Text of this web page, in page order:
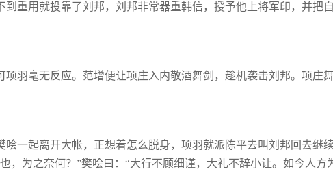
重用就投靠了刘邦，刘邦非常器重韩信，授予他上将军印，并把
羽毫无反应。范增便让项庄入内敬酒舞剑， 趁机袭击刘邦。项庄
一起离开大帐，正想着怎么脱身，项羽就派 陈平去叫刘邦回去继
，为之奈何？”樊哙曰： “大行不顾细谨，大礼不辞小让。如今人方